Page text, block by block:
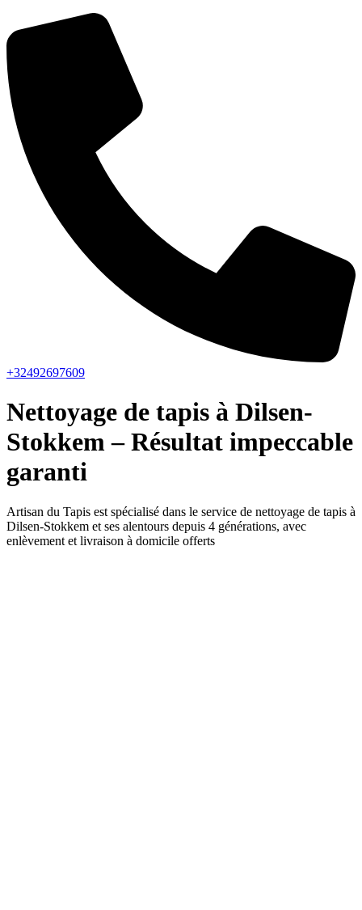
+32492697609
Nettoyage de tapis à Dilsen-
Stokkem – Résultat impeccable
garanti
Artisan du Tapis est spécialisé dans le service de nettoyage de tapis à
Dilsen-Stokkem et ses alentours depuis 4 générations, avec
enlèvement et livraison à domicile offerts